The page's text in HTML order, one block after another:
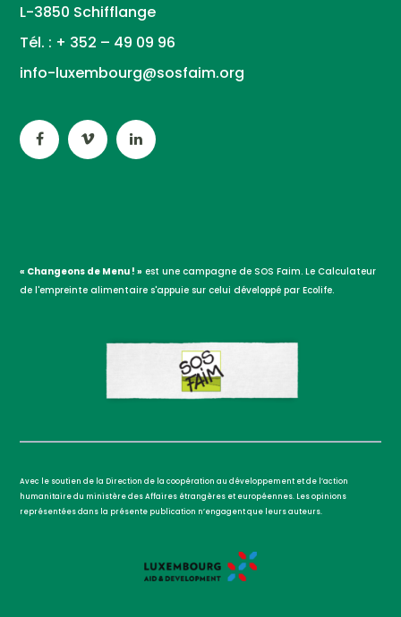
L-3850 Schifflange
Tél. : + 352 – 49 09 96
info-luxembourg@sosfaim.org
« Changeons de Menu ! » est une campagne de SOS Faim. Le Calculateur
de l'empreinte alimentaire s'appuie sur celui développé par Ecolife.
Avec le soutien de la Direction de la coopération au développement et de l’action
humanitaire du ministère des Affaires étrangères et européennes. Les opinions
représentées dans la présente publication n’engagent que leurs auteurs.